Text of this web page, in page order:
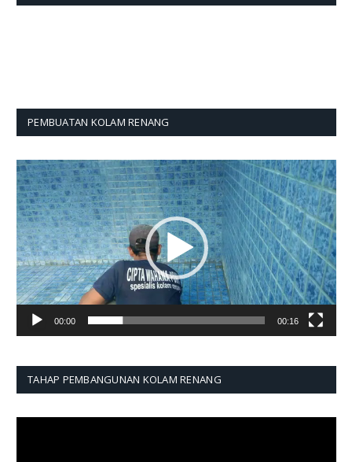
PEMBUATAN KOLAM RENANG
Pemutar
Video
00:00 00:16
TAHAP PEMBANGUNAN KOLAM RENANG